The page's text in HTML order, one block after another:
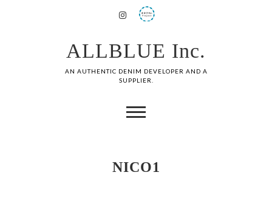
ALLBLUE Inc.
AN AUTHENTIC DENIM DEVELOPER AND A
SUPPLIER.
NICO1